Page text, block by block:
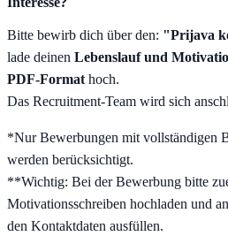
Bitte bewirb dich über den: "Prijava
lade deinen Lebenslauf und
PDF‑Format hoch.
Das Recruitment‑Team wird sich
*Nur Bewerbungen mit vollständigen
werden berücksichtigt.
**Wichtig: Bei der Bewerbung bitte
Motivationsschreiben hochladen und
den Kontaktdaten ausfüllen.